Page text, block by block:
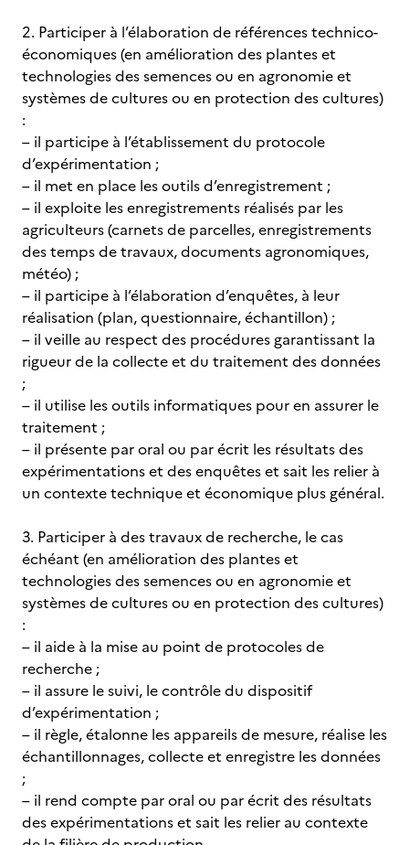
2. Participer à l’élaboration de références technico-
économiques (en amélioration des plantes et
technologies des semences ou en agronomie et
systèmes de cultures ou en protection des cultures)
:
– il participe à l’établissement du protocole
d’expérimentation ;
– il met en place les outils d’enregistrement ;
– il exploite les enregistrements réalisés par les
agriculteurs (carnets de parcelles, enregistrements
des temps de travaux, documents agronomiques,
météo) ;
– il participe à l’élaboration d’enquêtes, à leur
réalisation (plan, questionnaire, échantillon) ;
– il veille au respect des procédures garantissant la
rigueur de la collecte et du traitement des données
;
– il utilise les outils informatiques pour en assurer le
traitement ;
– il présente par oral ou par écrit les résultats des
expérimentations et des enquêtes et sait les relier à
un contexte technique et économique plus général.
3. Participer à des travaux de recherche, le cas
échéant (en amélioration des plantes et
technologies des semences ou en agronomie et
systèmes de cultures ou en protection des cultures)
:
– il aide à la mise au point de protocoles de
recherche ;
– il assure le suivi, le contrôle du dispositif
d’expérimentation ;
– il règle, étalonne les appareils de mesure, réalise les
échantillonnages, collecte et enregistre les données
;
– il rend compte par oral ou par écrit des résultats
des expérimentations et sait les relier au contexte